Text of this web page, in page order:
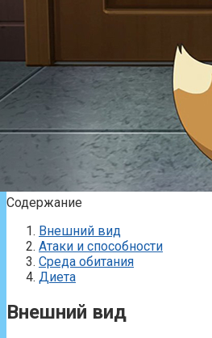
Содержание
Внешний вид
Атаки и способности
Среда обитания
Диета
Внешний вид